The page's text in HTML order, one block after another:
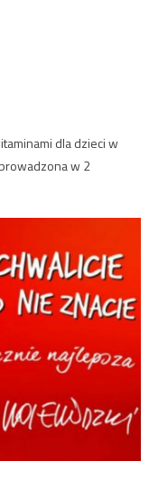
dla dzieci w
w 2